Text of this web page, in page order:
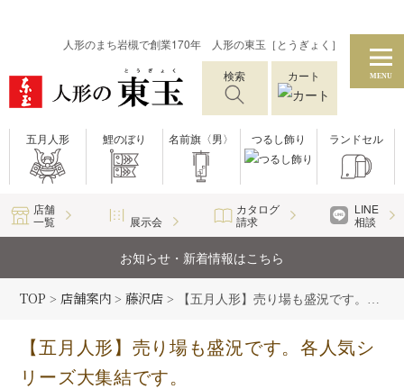
人形のまち岩槻で創業170年 人形の東玉［とうぎょく］
検索 カート MENU
五月人形 鯉のぼり 名前旗〈男〉 つるし飾り ランドセル
店舗
一覧
展示会
カタログ
請求
LINE
相談
お知らせ・新着情報はこちら
TOP > 店舗案内 >藤沢店 > 【五月人形】売り場も盛況です。各人気シリーズ大集結です。
【五月人形】売り場も盛況です。各人気シ
リーズ大集結です。